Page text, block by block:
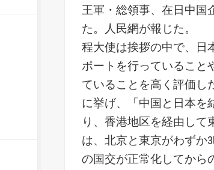
王軍・総領事、在日中国
た。人民網が報じた。
程大使は挨拶の中で、日
ポートを行っていること
ていることを高く評価し
に挙げ、「中国と日本を
り、香港地区を経由し
は、北京と東京がわずか
の国交が正常化してから